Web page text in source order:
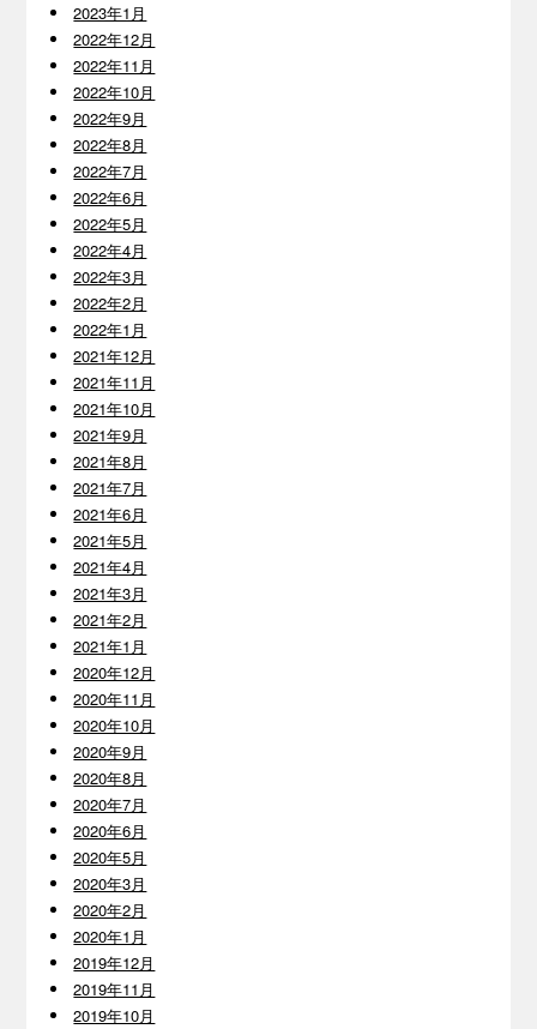
2023年1月
2022年12月
2022年11月
2022年10月
2022年9月
2022年8月
2022年7月
2022年6月
2022年5月
2022年4月
2022年3月
2022年2月
2022年1月
2021年12月
2021年11月
2021年10月
2021年9月
2021年8月
2021年7月
2021年6月
2021年5月
2021年4月
2021年3月
2021年2月
2021年1月
2020年12月
2020年11月
2020年10月
2020年9月
2020年8月
2020年7月
2020年6月
2020年5月
2020年3月
2020年2月
2020年1月
2019年12月
2019年11月
2019年10月